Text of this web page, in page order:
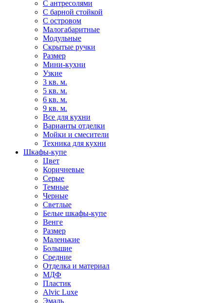
С антресолями
С барной стойкой
С островом
Малогабаритные
Модульные
Скрытые ручки
Размер
Мини-кухни
Узкие
3 кв. м.
5 кв. м.
6 кв. м.
9 кв. м.
Все для кухни
Варианты отделки
Мойки и смесители
Техника для кухни
Шкафы-купе
Цвет
Коричневые
Серые
Темные
Черные
Светлые
Белые шкафы-купе
Венге
Размер
Маленькие
Большие
Средние
Отделка и материал
МДФ
Пластик
Alvic Luxe
Эмаль